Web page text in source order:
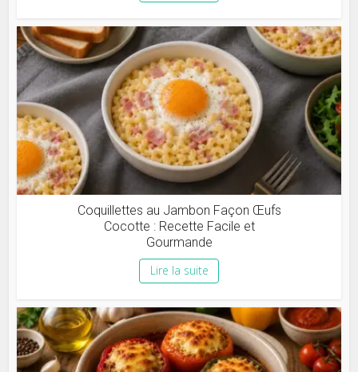
Coquillettes au Jambon Façon Œufs
Cocotte : Recette Facile et
Gourmande
Lire la suite